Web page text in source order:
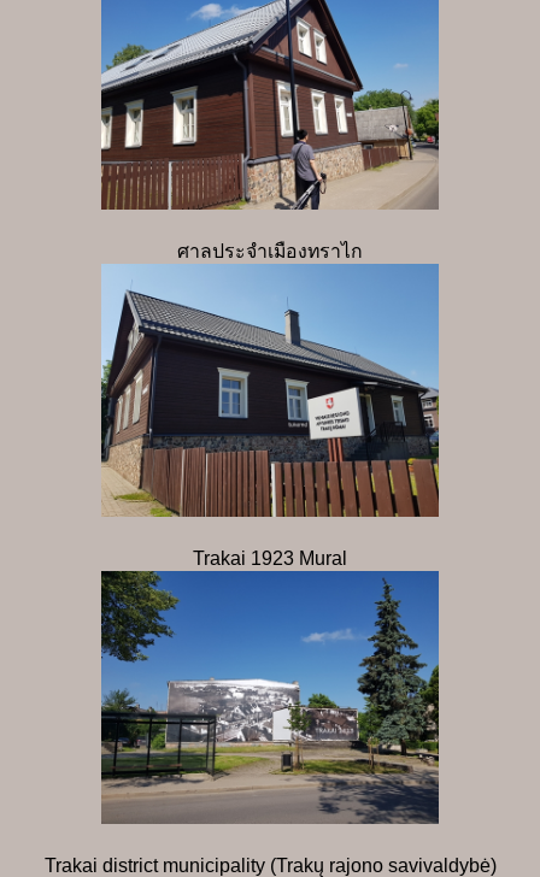
ศาลประจำเมืองทราไก
Trakai 1923 Mural
Trakai district municipality (Trakų rajono savivaldybė)